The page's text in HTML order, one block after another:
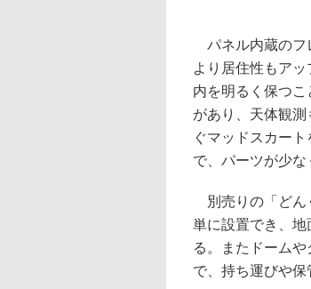
パネル内蔵のフ
より居住性もア
内を明るく保つ
があり、天体観
ぐマッドスカー
で、パーツが少な
別売りの「どん
単に設置でき、
る。またドーム
で、持ち運びや保